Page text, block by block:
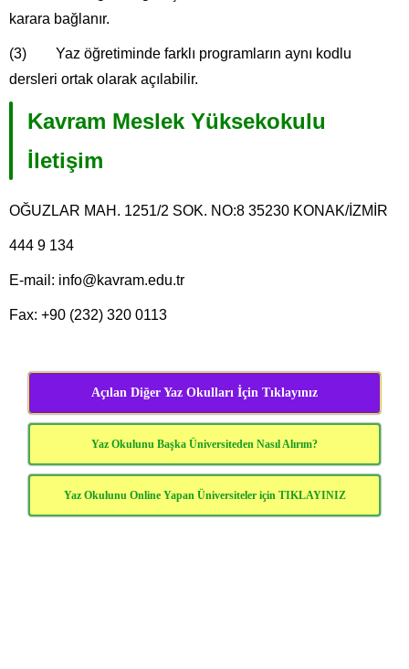
karara bağlanır.
(3) Yaz öğretiminde farklı programların aynı kodlu
dersleri ortak olarak açılabilir.
Kavram Meslek Yüksekokulu
İletişim
OĞUZLAR MAH. 1251/2 SOK. NO:8 35230 KONAK/İZMİR
444 9 134
E-mail: info@kavram.edu.tr
Fax: +90 (232) 320 0113
Açılan Diğer Yaz Okulları İçin Tıklayınız
Yaz Okulunu Başka Üniversiteden Nasıl Alırım?
Yaz Okulunu Online Yapan Üniversiteler için TIKLAYINIZ